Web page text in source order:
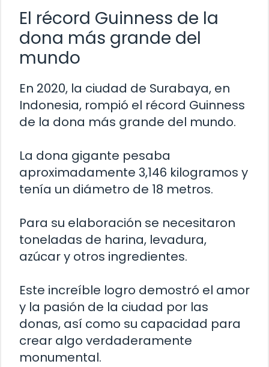
El récord Guinness de la
dona más grande del
mundo
En 2020, la ciudad de Surabaya, en
Indonesia, rompió el récord Guinness
de la dona más grande del mundo.
La dona gigante pesaba
aproximadamente 3,146 kilogramos y
tenía un diámetro de 18 metros.
Para su elaboración se necesitaron
toneladas de harina, levadura,
azúcar y otros ingredientes.
Este increíble logro demostró el amor
y la pasión de la ciudad por las
donas, así como su capacidad para
crear algo verdaderamente
monumental.